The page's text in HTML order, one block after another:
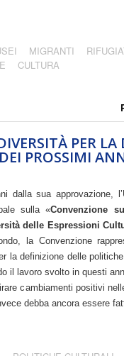
MIGRANTI
CULTURA
PER LA
PROSSIMI
dalla sua approvazione,
sulla «Convenzione
delle Espressioni
la Convenzione
la definizione delle
il lavoro svolto in questi
cambiamenti positivi
debba ancora essere